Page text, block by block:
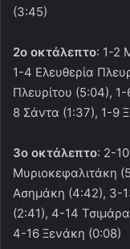
(3:45)
2ο οκτάλεπτο: 1-2
1-4 Ελευθερία
Πλευρίτου (5:04),
8 Σάντα (1:37), 1-9
3ο οκτάλεπτο: 2-
Μυριοκεφαλιτάκη
Ασημάκη (4:42), 3-
(2:41), 4-14
4-16 Ξενάκη (0:08)